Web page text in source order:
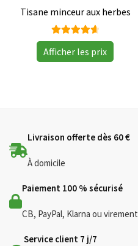
Tisane minceur aux herbes
Note
4.73 sur
Afficher les prix
Livraison offerte dès 60 €
À domicile
Paiement 100 % sécurisé
CB, PayPal, Klarna ou virement
Service client 7 j/7